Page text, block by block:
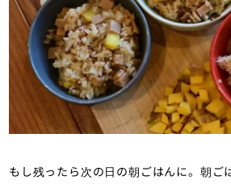
もし残ったら次の日の朝ごはんに。朝ご